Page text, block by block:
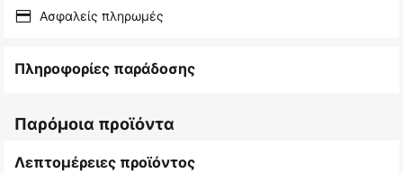
Ασφαλείς πληρωμές
Πληροφορίες παράδοσης
Παρόμοια προϊόντα
Λεπτομέρειες προϊόντος